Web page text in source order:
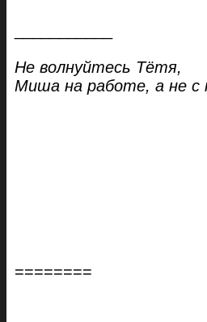
Не волнуйтесь Тётя,
Миша на работе, а не с
========